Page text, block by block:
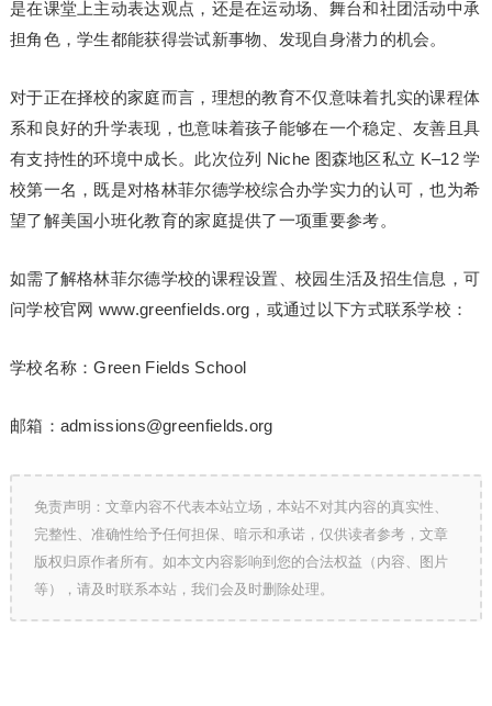
是在课堂上主动表达观点，还是在运动场、舞台和社团活动中承
担角色，学生都能获得尝试新事物、发现自身潜力的机会。
对于正在择校的家庭而言，理想的教育不仅意味着扎实的课程体
系和良好的升学表现，也意味着孩子能够在一个稳定、友善且具
有支持性的环境中成长。此次位列 Niche 图森地区私立 K–12 学
校第一名，既是对格林菲尔德学校综合办学实力的认可，也为希
望了解美国小班化教育的家庭提供了一项重要参考。
如需了解格林菲尔德学校的课程设置、校园生活及招生信息，可
问学校官网 www.greenfields.org，或通过以下方式联系学校：
学校名称：Green Fields School
邮箱：admissions@greenfields.org
免责声明：文章内容不代表本站立场，本站不对其内容的真实性、
完整性、准确性给予任何担保、暗示和承诺，仅供读者参考，文章
版权归原作者所有。如本文内容影响到您的合法权益（内容、图片
等），请及时联系本站，我们会及时删除处理。